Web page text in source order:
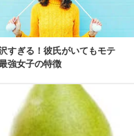
すぎる！彼氏がいてもモテ
強女子の特徴